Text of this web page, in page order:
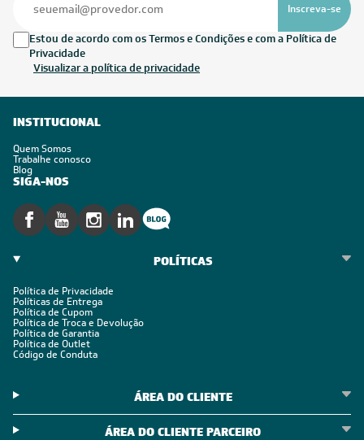
Inscreva-se
Estou de acordo com os Termos e Condições e com a Política de
Privacidade
Visualizar a política de privacidade
INSTITUCIONAL
Quem Somos
Trabalhe conosco
Blog
SIGA-NOS
POLÍTICAS
Política de Privacidade
Políticas de Entrega
Política de Cupom
Política de Troca e Devolução
Política de Garantia
Política de Outlet
Código de Conduta
ÁREA DO CLIENTE
ÁREA DO CLIENTE PARCEIRO